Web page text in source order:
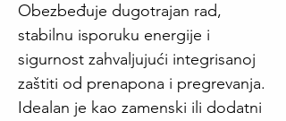
Obezbeđuje dugotrajan rad,
stabilnu isporuku energije i
sigurnost zahvaljujući integrisanoj
zaštiti od prenapona i pregrevanja.
Idealan je kao zamenski ili dodatni